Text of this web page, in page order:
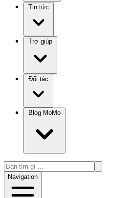
Tin tức
Trợ giúp
Đối tác
Blog MoMo
Navigation